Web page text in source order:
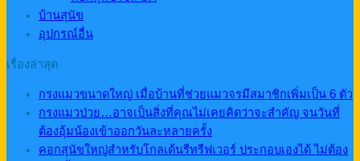
บ้านสุนัข
อุปกรณ์อื่น
เรื่องล่าสุด
กรงแมวขนาดใหญ่ เมื่อบ้านที่ช่วยแมวจรมีสมาชิกเพิ่มเป็น 6 ตัว
กรงแมวป่วย…อาจเป็นสิ่งที่คุณไม่เคยคิดว่าจะสำคัญ จนวันที่
ต้องอุ้มน้องเข้าออกวันละหลายครั้ง
คอกสุนัขใหญ่สำหรับโกลเด้นรีทรีฟเวอร์ ประกอบเองได้ ไม่ต้อง